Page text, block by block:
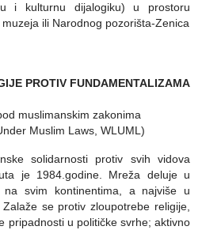
i kulturnu dijalogiku) u prostoru
ili Narodnog pozorišta-Zenica
PROTIV FUNDAMENTALIZAMA
muslimanskim zakonima
Muslim Laws, WLUML)
solidarnosti protiv svih vidova
je 1984.godine. Mreža deluje u
na svim kontinentima, a najviše u
se protiv zloupotrebe religije,
pripadnosti u političke svrhe; aktivno